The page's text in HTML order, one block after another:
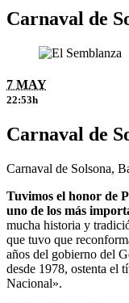
Carnaval de
7 MAY
22:53h
Carnaval de
Carnaval de Solsona,
Tuvimos el honor de
uno de los más
mucha historia y
que tuvo que
años del gobierno del
desde 1978, ostenta el
Nacional».